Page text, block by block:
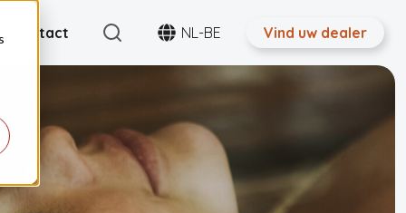
Contact SearchNL-BE Vind uw dealer